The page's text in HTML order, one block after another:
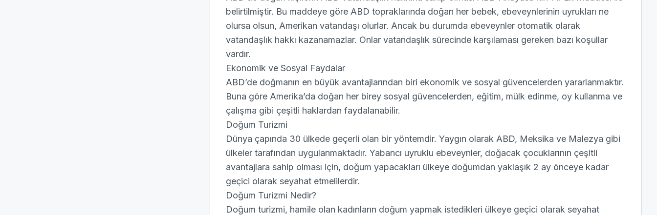
belirtilmiştir. Bu maddeye göre ABD topraklarında doğan her bebek, ebeveynlerinin uyrukları ne
olursa olsun, Amerikan vatandaşı olurlar. Ancak bu durumda ebeveynler otomatik olarak
vatandaşlık hakkı kazanamazlar. Onlar vatandaşlık sürecinde karşılaması gereken bazı koşullar
vardır.
Ekonomik ve Sosyal Faydalar
ABD’de doğmanın en büyük avantajlarından biri ekonomik ve sosyal güvencelerden yararlanmaktır.
Buna göre Amerika’da doğan her birey sosyal güvencelerden, eğitim, mülk edinme, oy kullanma ve
çalışma gibi çeşitli haklardan faydalanabilir.
Doğum Turizmi
Dünya çapında 30 ülkede geçerli olan bir yöntemdir. Yaygın olarak ABD, Meksika ve Malezya gibi
ülkeler tarafından uygulanmaktadır. Yabancı uyruklu ebeveynler, doğacak çocuklarının çeşitli
avantajlara sahip olması için, doğum yapacakları ülkeye doğumdan yaklaşık 2 ay önceye kadar
geçici olarak seyahat etmelilerdir.
Doğum Turizmi Nedir?
Doğum turizmi, hamile olan kadınların doğum yapmak istedikleri ülkeye geçici olarak seyahat